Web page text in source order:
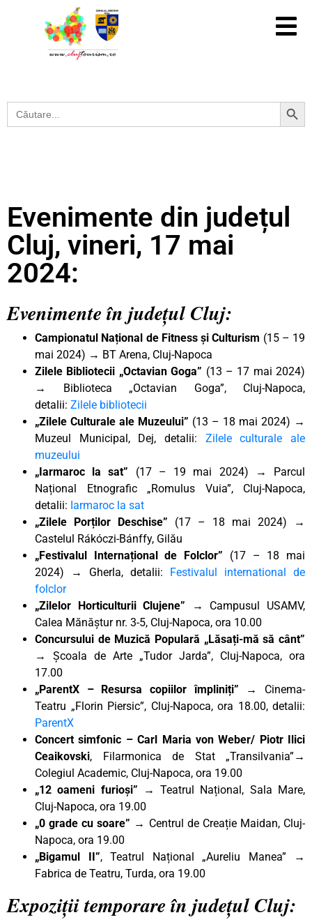
Search
for:
Search Button
Evenimente din județul
Cluj, vineri, 17 mai
2024:
Evenimente în județul Cluj:
Campionatul Național de Fitness și Culturism (15 – 19
mai 2024) → BT Arena, Cluj-Napoca
Zilele Bibliotecii „Octavian Goga” (13 – 17 mai 2024)
→ Biblioteca „Octavian Goga”, Cluj-Napoca,
detalii: Zilele bibliotecii
„Zilele Culturale ale Muzeului” (13 – 18 mai 2024) →
Muzeul Municipal, Dej, detalii: Zilele culturale ale
muzeului
„Iarmaroc la sat” (17 – 19 mai 2024) → Parcul
Național Etnografic „Romulus Vuia”, Cluj-Napoca,
detalii: Iarmaroc la sat
„Zilele Porților Deschise” (17 – 18 mai 2024) →
Castelul Rákóczi-Bánffy, Gilău
„Festivalul Internațional de Folclor” (17 – 18 mai
2024) → Gherla, detalii: Festivalul international de
folclor
„Zilelor Horticulturii Clujene” →
Campusul USAMV,
Calea Mănăştur nr. 3-5, Cluj-Napoca, ora 10.00
Concursului de Muzică Populară „Lăsați-mă să cânt”
→ Școala de Arte „Tudor Jarda”, Cluj-Napoca, ora
17.00
„ParentX – Resursa copiilor împliniți” → Cinema-
Teatru „Florin Piersic”, Cluj-Napoca, ora 18.00, detalii:
ParentX
Concert simfonic – Carl Maria von Weber/ Piotr Ilici
Ceaikovski, Filarmonica de Stat „Transilvania” →
Colegiul Academic, Cluj-Napoca, ora 19.00
„12 oameni furioși”
→Teatrul Național, Sala Mare,
Cluj-Napoca, ora 19.00
„0 grade cu soare” → Centrul de Creație Maidan, Cluj-
Napoca, ora 19.00
„Bigamul II”, Teatrul Național „Aureliu Manea” →
Fabrica de Teatru, Turda, ora 19.00
Expoziții temporare în județul Cluj: